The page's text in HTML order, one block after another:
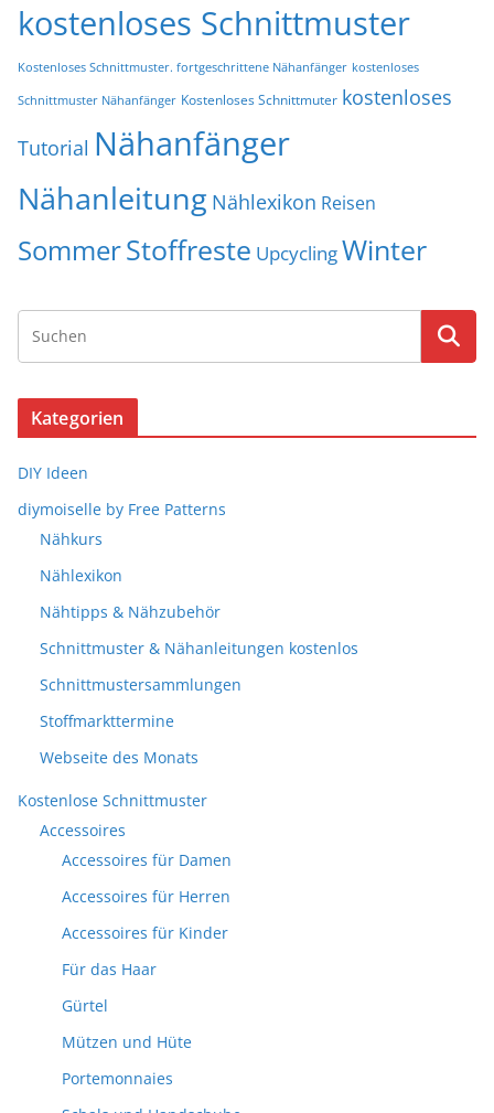
kostenloses Schnittmuster
Kostenloses Schnittmuster. fortgeschrittene Nähanfänger kostenloses
Schnittmuster Nähanfänger Kostenloses Schnittmuter kostenloses
Tutorial Nähanfänger
Nähanleitung Nählexikon Reisen
SommerStoffreste UpcyclingWinter
Kategorien
DIY Ideen
diymoiselle by Free Patterns
Nähkurs
Nählexikon
Nähtipps & Nähzubehör
Schnittmuster & Nähanleitungen kostenlos
Schnittmustersammlungen
Stoffmarkttermine
Webseite des Monats
Kostenlose Schnittmuster
Accessoires
Accessoires für Damen
Accessoires für Herren
Accessoires für Kinder
Für das Haar
Gürtel
Mützen und Hüte
Portemonnaies